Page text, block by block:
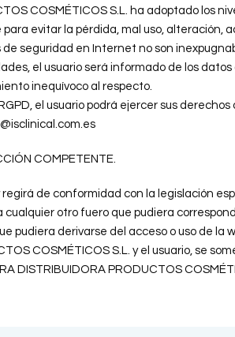
COSMÉTICOS S.L. ha adoptado los
evitar la pérdida, mal uso, alteración,
seguridad en Internet no son
el usuario será informado de los
inequívoco al respecto.
el usuario podrá ejercer sus
COMPETENTE.
de conformidad con la legislación
cualquier otro fuero que pudiera
pudiera derivarse del acceso o uso de la
COSMÉTICOS S.L. y el usuario, se
DISTRIBUIDORA PRODUCTOS